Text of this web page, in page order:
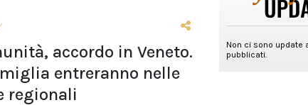
accordo in Veneto.
entreranno nelle
regionali